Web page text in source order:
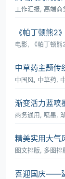
工作汇报, 高端商
《帕丁顿熊2
电影, 《帕丁顿熊2
中草药主题传
中国风, 中草药,
渐变活力蓝喷
商务通用, 喷墨,
精美实用大气
图文排版, 多图排
喜迎国庆――